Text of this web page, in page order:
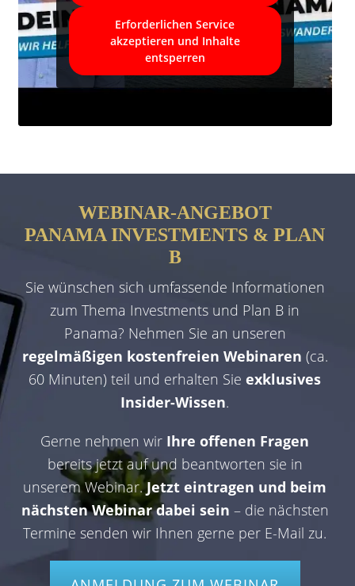
Erforderlichen Service
akzeptieren und Inhalte
entsperren
WEBINAR-ANGEBOT
PANAMA INVESTMENTS & PLAN
B
Sie wünschen sich umfassende Informationen
zum Thema Investments und Plan B in
Panama? Nehmen Sie an unseren
regelmäßigen kostenfreien Webinaren (ca.
60 Minuten) teil und erhalten Sieexklusives
Insider-Wissen.
Gerne nehmen wir Ihre offenen Fragen
bereits jetzt auf und beantworten sie in
unserem Webinar.Jetzt eintragen und beim
nächsten Webinar dabei sein – die nächsten
Termine senden wir Ihnen gerne per E-Mail zu.